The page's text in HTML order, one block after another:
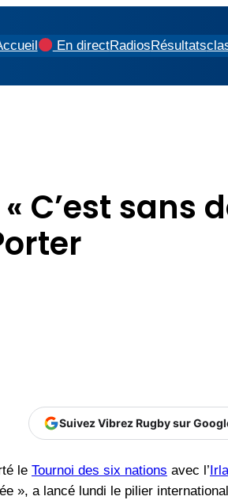
En directRadiosRésultats
C’est sans
Suivez Vibrez Rugby sur
le Tournoi des six nations avec l’
», a lancé lundi le pilier